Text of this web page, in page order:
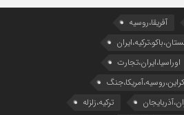
آفریقا،روسیه
اوراسیا،ایران،تجارت
ترکیه،زلزله